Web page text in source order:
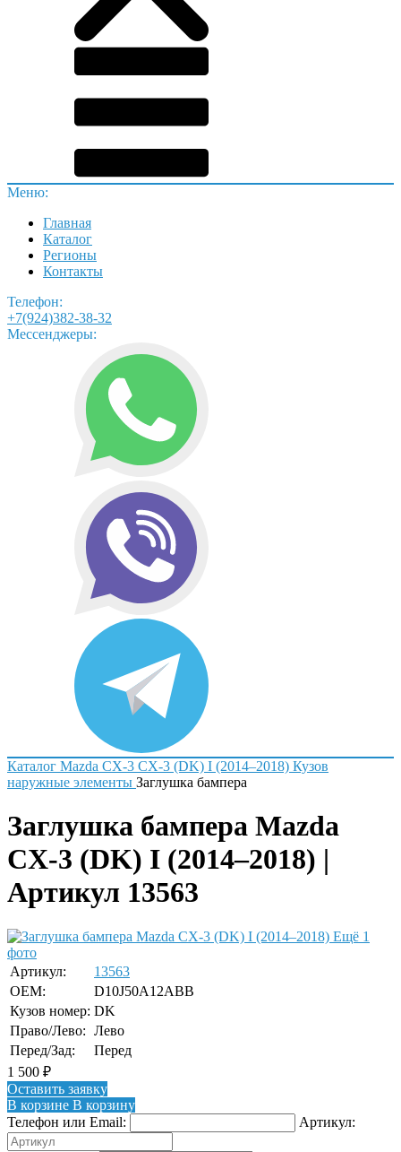
Меню:
Главная
Каталог
Регионы
Контакты
Телефон:
+7(924)382-38-32
Мессенджеры:
Каталог Mazda CX-3 CX-3 (DK) I (2014–2018) Кузов
наружные элементы Заглушка бампера
Заглушка бампера Mazda
CX-3 (DK) I (2014–2018) |
Артикул 13563
Ещё 1
фото
Артикул:
13563
OEM:
D10J50A12ABB
Кузов номер: DK
Право/Лево: Лево
Перед/Зад:
Перед
1 500 ₽
Оставить заявку
В корзине В корзину
Телефон или Email:
Артикул: